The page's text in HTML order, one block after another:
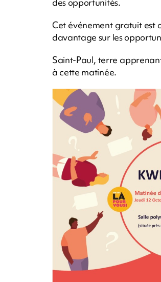
Cet événement gratuit est
davantage sur les
Saint-Paul, terre
à cette matinée.